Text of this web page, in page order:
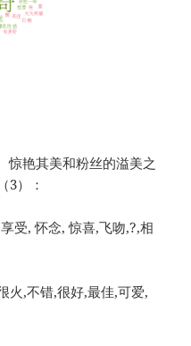
惊艳其美和粉丝的溢美之
3）：
受, 怀念, 惊喜,飞吻,?,相
火,不错,很好,最佳,可爱,